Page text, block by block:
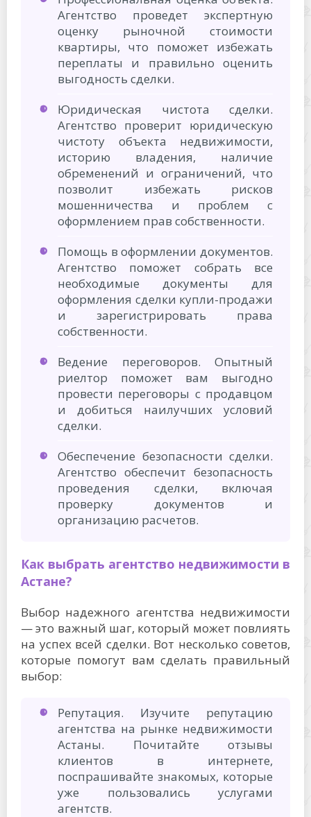
Агентство проведет экспертную
оценку рыночной стоимости
квартиры, что поможет избежать
переплаты и правильно оценить
выгодность сделки.
Юридическая чистота сделки.
Агентство проверит юридическую
чистоту объекта недвижимости,
историю владения, наличие
обременений и ограничений, что
позволит избежать рисков
мошенничества и проблем с
оформлением прав собственности.
Помощь в оформлении документов.
Агентство поможет собрать все
необходимые документы для
оформления сделки купли-продажи
и зарегистрировать права
собственности.
Ведение переговоров. Опытный
риелтор поможет вам выгодно
провести переговоры с продавцом
и добиться наилучших условий
сделки.
Обеспечение безопасности сделки.
Агентство обеспечит безопасность
проведения сделки, включая
проверку документов и
организацию расчетов.
Как выбрать агентство недвижимости в
Астане?
Выбор надежного агентства недвижимости
— это важный шаг, который может повлиять
на успех всей сделки. Вот несколько советов,
которые помогут вам сделать правильный
выбор:
Репутация. Изучите репутацию
агентства на рынке недвижимости
Астаны. Почитайте отзывы
клиентов в интернете,
поспрашивайте знакомых, которые
уже пользовались услугами
агентств.